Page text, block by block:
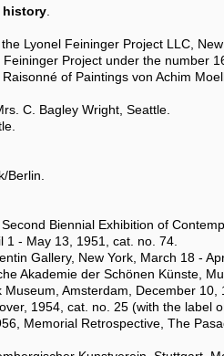
history.
Lyonel Feininger Project LLC,
Project under the number
of Paintings von Achim
C. Bagley Wright, Seattle.
Berlin.
Biennial Exhibition of
1 - May 13, 1951, cat. no. 74.
Gallery, New York, March 18 -
Akademie der Schönen Künste,
Museum, Amsterdam, December
1954, cat. no. 25 (with the label
Memorial Retrospective, The